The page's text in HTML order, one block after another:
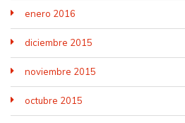
enero 2016
diciembre 2015
noviembre 2015
octubre 2015